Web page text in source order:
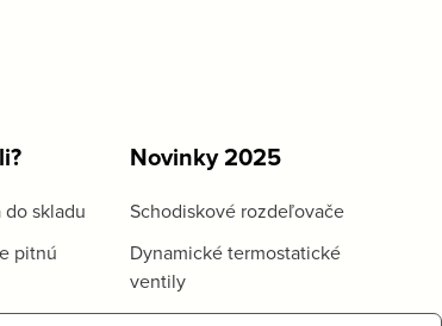
do skladu
pitnú
Novinky 2025
Schodiskové rozdeľovače
Dynamické termostatické
ventily